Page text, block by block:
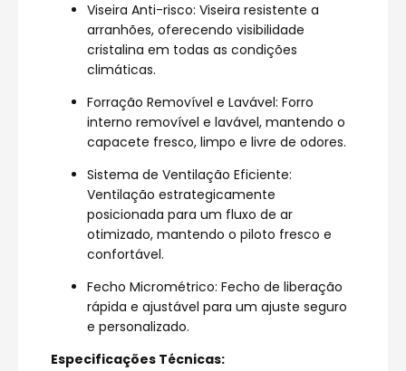
Viseira Anti-risco: Viseira resistente a
arranhões, oferecendo visibilidade
cristalina em todas as condições
climáticas.
Forração Removível e Lavável: Forro
interno removível e lavável, mantendo o
capacete fresco, limpo e livre de odores.
Sistema de Ventilação Eficiente:
Ventilação estrategicamente
posicionada para um fluxo de ar
otimizado, mantendo o piloto fresco e
confortável.
Fecho Micrométrico: Fecho de liberação
rápida e ajustável para um ajuste seguro
e personalizado.
Especificações Técnicas: